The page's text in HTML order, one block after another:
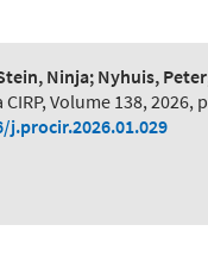
Ninja; Nyhuis,
Volume 138, 2026,